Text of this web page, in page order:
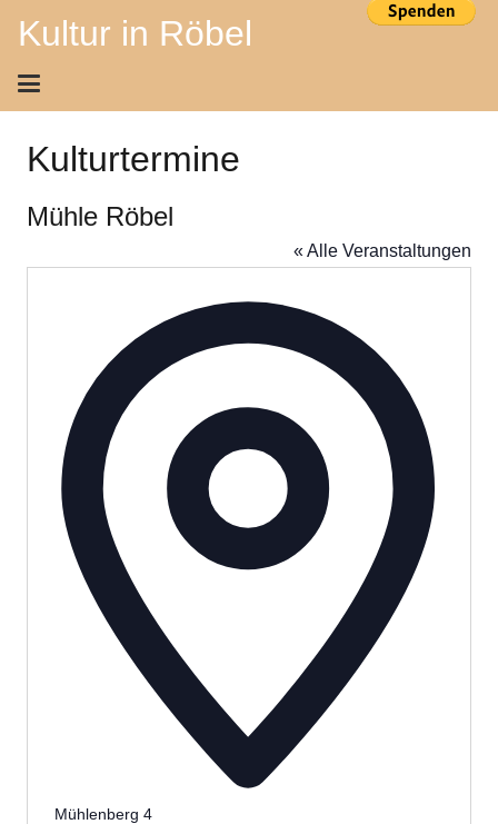
Kultur in Röbel
Kulturtermine
Mühle Röbel
« Alle Veranstaltungen
Mühlenberg 4